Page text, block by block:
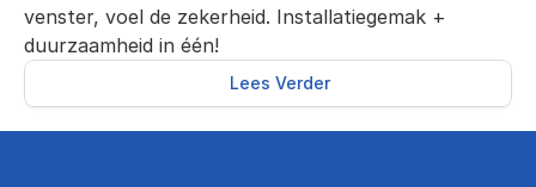
venster, voel de zekerheid. Installatiegemak +
duurzaamheid in één!
Lees Verder